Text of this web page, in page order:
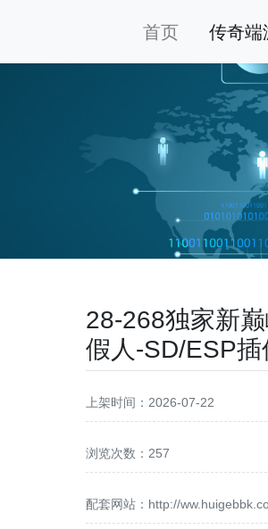
首页 传奇端
28-268独家新
假人-SD/ESP
上架时间：2026-07-22
浏览次数：257
配套网站： http://